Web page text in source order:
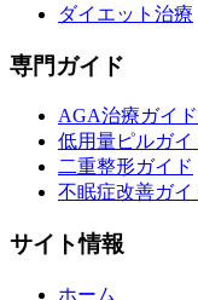
ダイエット治療
専門ガイド
AGA治療ガイド
低用量ピルガイ
二重整形ガイド
不眠症改善ガイ
サイト情報
ホーム